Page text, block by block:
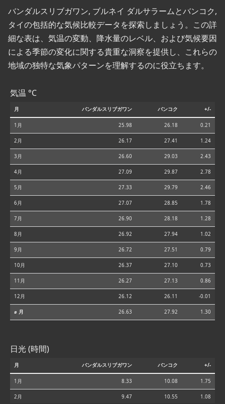
バンダルスリブガワン, ブルネイ ダルサラームとバンコク,
タイの包括的な気候比較データを探索しましょう。この詳
細な表は、気温の変動、降水量のレベル、および気候要因
による季節の変化に関する貴重な洞察を提供し、これらの
地域の独特な気象パターンを理解するのに役立ちます。
気温 °C
月 バンダルスリブガワン バンコク +/-
1月 25.98 26.18 0.21
2月 26.17 27.41 1.24
3月 26.60 29.03 2.43
4月 27.09 29.87 2.78
5月 27.33 29.79 2.46
6月 27.07 28.85 1.78
7月 26.90 28.18 1.28
8月 26.92 27.94 1.02
9月 26.72 27.51 0.79
10月 26.37 27.10 0.73
11月 26.27 27.13 0.86
12月 26.12 26.11 -0.01
⌀ 月 26.63 27.92 1.30
日光 (時間)
月 バンダルスリブガワン バンコク +/-
1月 8.33 10.08 1.75
2月 9.47 10.55 1.08